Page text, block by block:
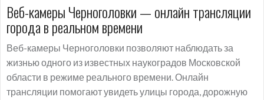
Веб-камеры Черноголовки — онлайн трансляции
города в реальном времени
Веб-камеры Черноголовки позволяют наблюдать за
жизнью одного из известных наукоградов Московской
области в режиме реального времени. Онлайн
трансляции помогают увидеть улицы города, дорожную